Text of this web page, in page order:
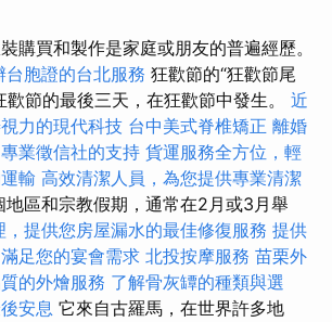
購買和製作是家庭或朋友的普遍經歷。
台胞證的台北服務 狂歡節的“狂歡節尾
歡節的最後三天，在狂歡節中發生。 近
力的現代科技 台中美式脊椎矯正 離婚
業徵信社的支持 貨運服務全方位，輕
輸 高效清潔人員，為您提供專業清潔
地區和宗教假期，通常在2月或3月舉
，提供您房屋漏水的最佳修復服務 提供
足您的宴會需求 北投按摩服務 苗栗外
的外燴服務 了解骨灰罈的種類與選
安息 它來自古羅馬，在世界許多地